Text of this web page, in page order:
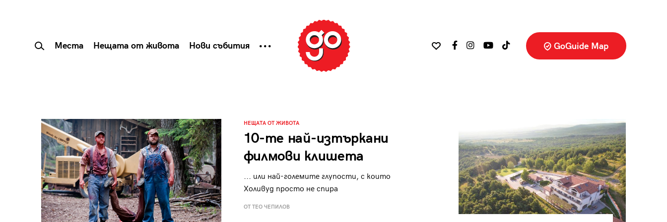
Места Нещата от живота Нови събития GoGuide Map
НЕЩАТА ОТ ЖИВОТА
10-те най-изтъркани
филмови клишета
... или най-големите глупости, с които
Холивуд просто не спира
ОТ ТЕО ЧЕПИЛОВ